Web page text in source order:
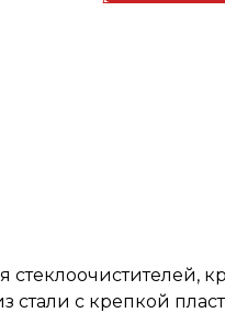
с крепкой